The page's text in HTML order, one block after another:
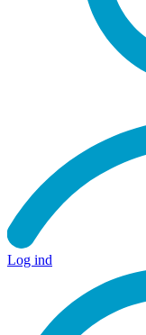
Log ind